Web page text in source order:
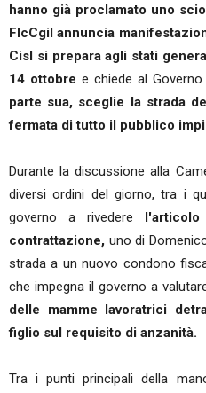
hanno già proclamato uno
FlcCgil annuncia
Cisl si prepara agli stati
14 ottobre e chiede al
parte sua, sceglie la strada
fermata di tutto il pubblico
Durante la discussione alla
diversi ordini del giorno, tra i
governo a rivedere
contrattazione, uno di
strada a un nuovo condono
che impegna il governo a
delle mamme lavoratrici
figlio sul requisito di anzanità.
Tra i punti principali della